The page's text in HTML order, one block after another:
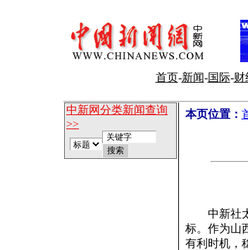
首页-新闻-国际-财
中新网分类新闻查询
>>
本页位置：
中新社太
标。作为山
有利时机，